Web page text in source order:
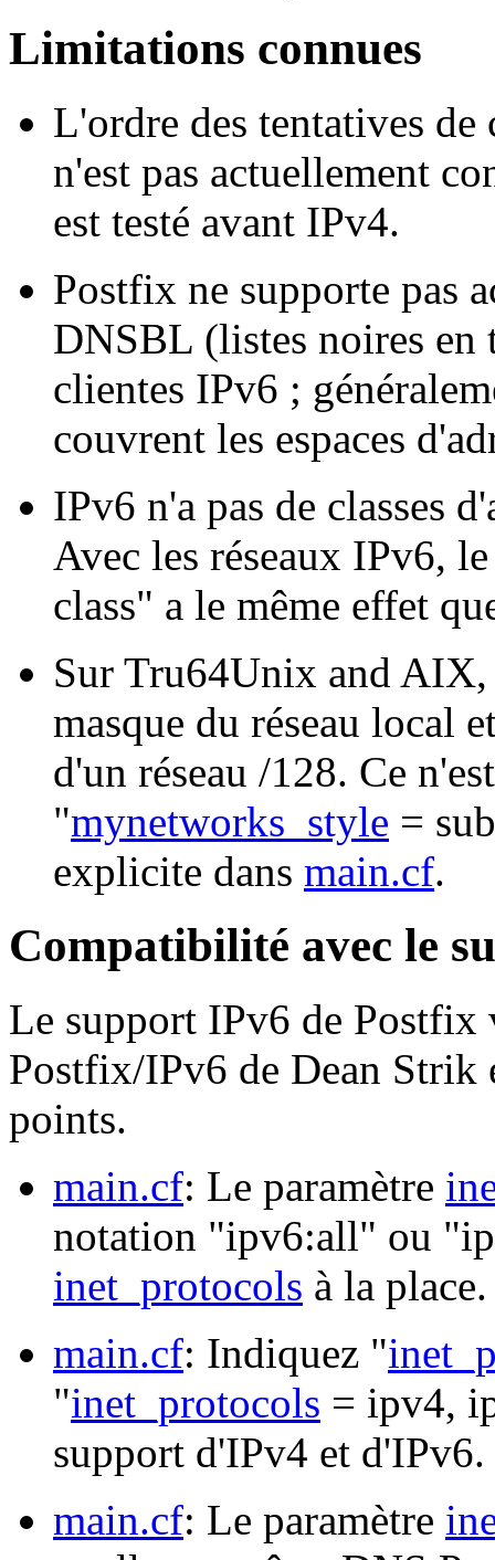
Limitations connues
L'ordre des tentatives
n'est pas actuellement
est testé avant IPv4.
Postfix ne supporte pas
DNSBL (listes noires en
clientes IPv6 ;
couvrent les espaces
IPv6 n'a pas de classes
Avec les réseaux IPv6,
class" a le même effet
Sur Tru64Unix and
masque du réseau local
d'un réseau /128. Ce
"mynetworks_style =
explicite dans main.cf.
Compatibilité avec le
Le support IPv6 de Postfix
Postfix/IPv6 de Dean Strik
points.
main.cf: Le paramètre
notation "ipv6:all" ou
inet_protocols à la place.
main.cf: Indiquez "
"inet_protocols = ipv4,
support d'IPv4 et d'IPv6.
main.cf: Le paramètre